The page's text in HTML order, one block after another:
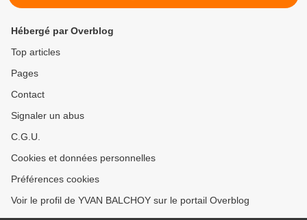
Hébergé par Overblog
Top articles
Pages
Contact
Signaler un abus
C.G.U.
Cookies et données personnelles
Préférences cookies
Voir le profil de YVAN BALCHOY sur le portail Overblog